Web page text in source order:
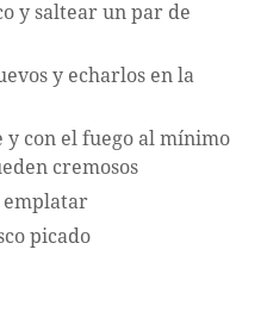
y saltear un par de
y echarlos en la
con el fuego al mínimo
cremosos
emplatar
picado